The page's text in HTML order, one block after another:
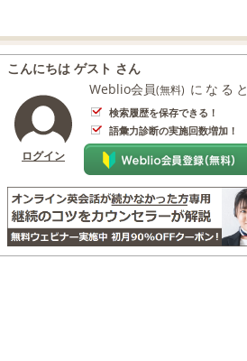
こんにちは ゲスト さん
ログイン
Weblio会員(無料) になると
検索履歴を保存できる！
語彙力診断の実施回数増加！